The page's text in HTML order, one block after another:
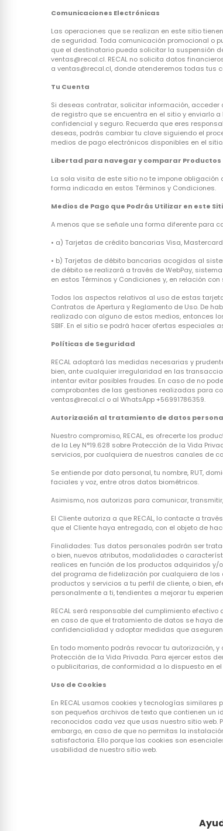
Comunicaciones Electrónicas
Las operaciones que se realizan en este sitio
de seguridad. Toda comunicación promocional o
que el destinatario pueda solicitar la suspensión
ventas@recal.cl. RECAL no solicita datos
a ventas@recal.cl, donde atenderemos todas tus
Tu Cuenta
Si deseas contratar, solicitar información,
de registro que se encuentra en el sitio y enviarlo
confidencial y seguro. Recuerda que eres
deseas, podrás cambiar tu clave siguiendo el
medios de pago electrónicos disponibles en el sitio.
Libertad para navegar y comparar Productos
La sola visita de este sitio no te impone
forma indicada en estos Términos y Condiciones.
Medios de Pago que Podrás Utilizar en este
A menos que se señale una forma diferente para
• a) Tarjetas de crédito bancarias Visa,
• b) Tarjetas de débito bancarias acogidas al
de débito se realizará a través de WebPay,
en estos Términos y Condiciones y, en relación
Todos los aspectos relativos al uso de estas
Contratos de Apertura y Reglamento de Uso. De
realizado con alguno de estos medios, entonces
SBIF. En el sitio se podrá hacer ofertas
Políticas de Seguridad
RECAL adoptará las medidas necesarias y
bien, ante cualquier irregularidad en las
intentar evitar posibles fraudes. En caso de no
comprobantes de las gestiones realizadas para
ventas@recal.cl o al WhatsApp +56991786359.
Autorización al tratamiento de datos
Nuestro compromiso, RECAL, es ofrecerte los
de la Ley N°19.628 sobre Protección de la Vida
servicios, por cualquiera de nuestros canales de
Se entiende por dato personal, tu nombre, RUT,
faciales y voz, entre otros datos biométricos.
Asimismo, nos autorizas para comunicar,
El Cliente autoriza a que RECAL, lo contacte a
que el Cliente haya entregado, con el objeto de
Finalidades: Tus datos personales podrán ser
o bien, nuevos atributos, modalidades o
realices en función de los productos adquiridos y/
del programa de fidelización por cualquiera de
productos y servicios a tu perfil de cliente, o bien,
personalmente a ti, tendientes a mejorar tu
RECAL será responsable del cumplimiento
en caso de que el tratamiento de datos se haya
confidencialidad y adoptar medidas que
En todo momento podrás revocar tu autorización,
Protección de la Vida Privada. Para ejercer estos
o publicitarias, de conformidad a lo dispuesto en el
Uso de Cookies
En RECAL usamos cookies y tecnologías
son pequeños archivos de texto que contienen
reconocidos cada vez que usas nuestro sitio
embargo, en caso de que no permitas la
satisfactoria. Ello porque las cookies son
usabilidad de nuestro sitio web.